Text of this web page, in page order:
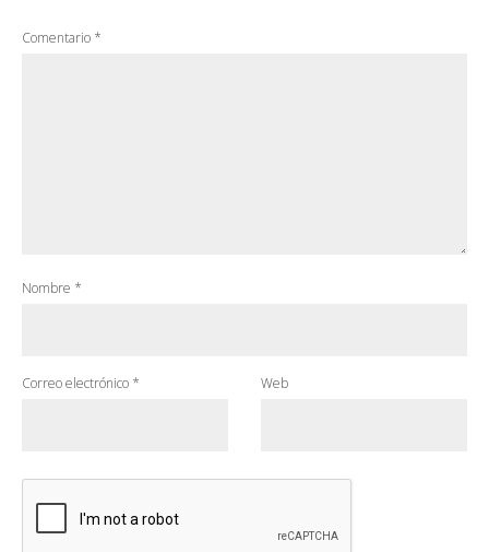
Comentario *
Nombre *
Correo electrónico * Web